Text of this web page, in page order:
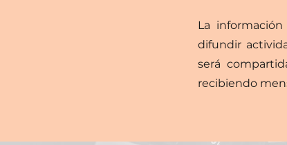
La
difundir
será
recibiendo